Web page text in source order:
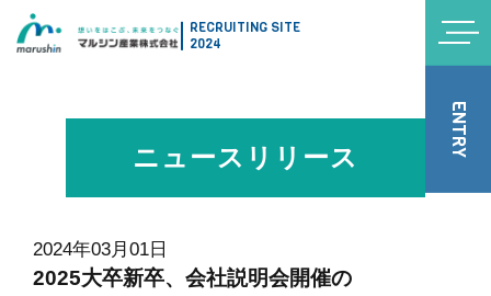
RECRUITING SITE
2024
ENTRY
ニュースリリース
2024年03月01日
2025大卒新卒、会社説明会開催の